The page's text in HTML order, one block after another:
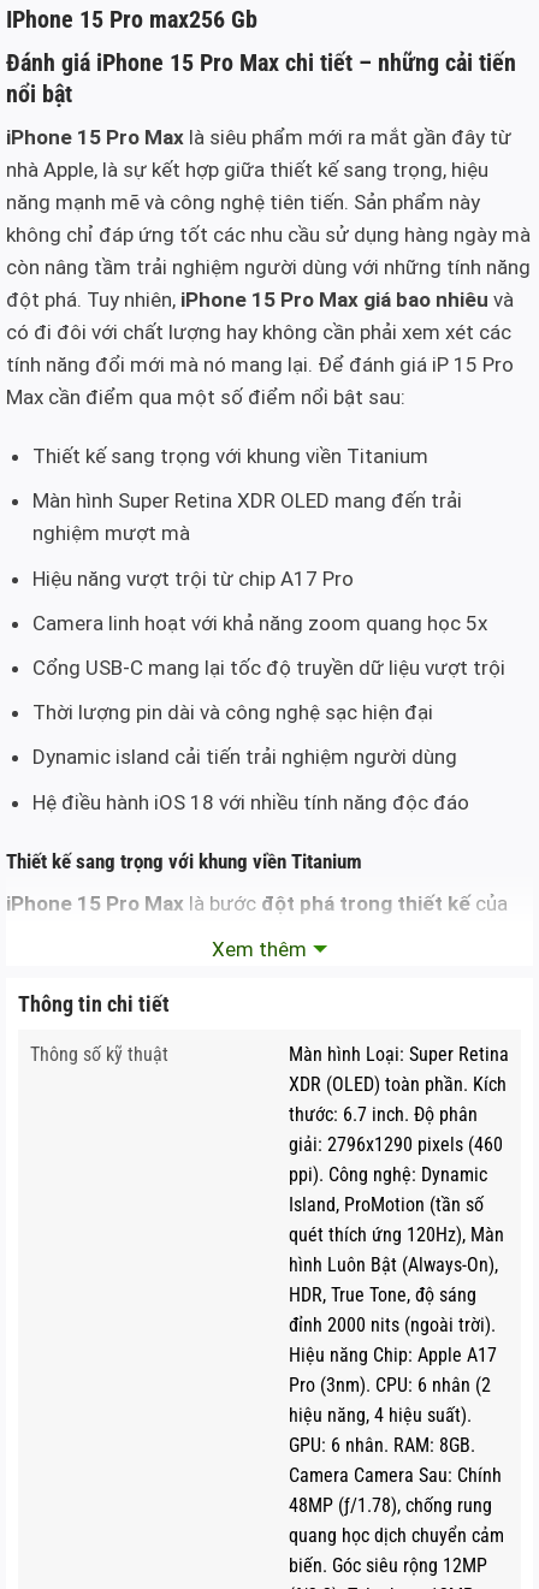
IPhone 15 Pro max256 Gb
Đánh giá iPhone 15 Pro Max chi tiết – những cải tiến
nổi bật
iPhone 15 Pro Max là siêu phẩm mới ra mắt gần đây từ
nhà Apple, là sự kết hợp giữa thiết kế sang trọng, hiệu
năng mạnh mẽ và công nghệ tiên tiến. Sản phẩm này
không chỉ đáp ứng tốt các nhu cầu sử dụng hàng ngày mà
còn nâng tầm trải nghiệm người dùng với những tính năng
đột phá. Tuy nhiên, iPhone 15 Pro Max giá bao nhiêu và
có đi đôi với chất lượng hay không cần phải xem xét các
tính năng đổi mới mà nó mang lại. Để đánh giá iP 15 Pro
Max cần điểm qua một số điểm nổi bật sau:
Thiết kế sang trọng với khung viền Titanium
Màn hình Super Retina XDR OLED mang đến trải
nghiệm mượt mà
Hiệu năng vượt trội từ chip A17 Pro
Camera linh hoạt với khả năng zoom quang học 5x
Cổng USB-C mang lại tốc độ truyền dữ liệu vượt trội
Thời lượng pin dài và công nghệ sạc hiện đại
Dynamic island cải tiến trải nghiệm người dùng
Hệ điều hành iOS 18 với nhiều tính năng độc đáo
Thiết kế sang trọng với khung viền Titanium
iPhone 15 Pro Max là bước đột phá trong thiết kế của
Apple khi lần đầu tiên sử dụng chất liệu TITANIUM
nghiệp hàng không và vũ trụ. Khung viền titanium mang
chỉ còn 221g, nhẹ hơn so với các phiên bản trước dùng
thép không gỉ. Thiết kế này giúp người dùng không mỏi
iPhone 15 Pro Max là bước đột phá trong thiết kế của Apple
khi lần đầu tiên sử dụng chất liệu TITANIUM
Xem thêm
Thông tin chi tiết
Thông số kỹ thuật
Màn hình Loại: Super Retina
XDR (OLED) toàn phần. Kích
thước: 6.7 inch. Độ phân
giải: 2796x1290 pixels (460
ppi). Công nghệ: Dynamic
Island, ProMotion (tần số
quét thích ứng 120Hz), Màn
hình Luôn Bật (Always-On),
HDR, True Tone, độ sáng
đỉnh 2000 nits (ngoài trời).
Hiệu năng Chip: Apple A17
Pro (3nm). CPU: 6 nhân (2
hiệu năng, 4 hiệu suất).
GPU: 6 nhân. RAM: 8GB.
Camera Camera Sau: Chính
48MP (ƒ/1.78), chống rung
quang học dịch chuyển cảm
biến. Góc siêu rộng 12MP